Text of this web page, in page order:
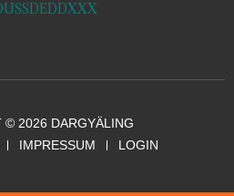
© 2026 DARGYÄLING
IMPRESSUM LOGIN